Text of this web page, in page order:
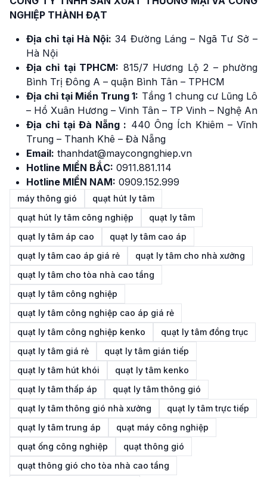
NGHIỆP THÀNH ĐẠT
Địa chỉ tại Hà Nội: 34 Đường Láng – Ngã Tư Sở –
Hà Nội
Địa chỉ tại TPHCM: 815/7 Hương Lộ 2 – phường
Bình Trị Đông A – quận Bình Tân – TPHCM
Địa chỉ tại Miền Trung 1: Tầng 1 chung cư Lũng Lô
– Hồ Xuân Hương – Vinh Tân – TP Vinh – Nghệ An
Địa chỉ tại Đà Nẵng : 440 Ông Ích Khiêm – Vĩnh
Trung – Thanh Khê – Đà Nẵng
Email: thanhdat@maycongnghiep.vn
Hotline MIỀN BẮC: 0911.881.114
Hotline MIỀN NAM: 0909.152.999
máy thông gió
quạt hút ly tâm
quạt hút ly tâm công nghiệp
quạt ly tâm
quạt ly tâm áp cao
quạt ly tâm cao áp
quạt ly tâm cao áp giá rẻ
quạt ly tâm cho nhà xưởng
quạt ly tâm cho tòa nhà cao tầng
quạt ly tâm công nghiệp
quạt ly tâm công nghiệp cao áp giá rẻ
quạt ly tâm công nghiệp kenko
quạt ly tâm đồng trục
quạt ly tâm giá rẻ
quạt ly tâm gián tiếp
quạt ly tâm hút khói
quạt ly tâm kenko
quạt ly tâm thấp áp
quạt ly tâm thông gió
quạt ly tâm thông gió nhà xưởng
quạt ly tâm trực tiếp
quạt ly tâm trung áp
quạt máy công nghiệp
quạt ống công nghiệp
quạt thông gió
quạt thông gió cho tòa nhà cao tầng